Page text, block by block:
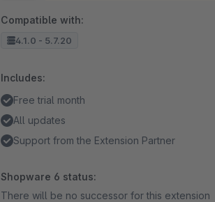
Compatible with:
4.1.0 - 5.7.20
Includes:
Free trial month
All updates
Support from the Extension Partner
Shopware 6 status:
There will be no successor for this extension